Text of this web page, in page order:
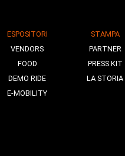
ESPOSITORI
VENDORS
FOOD
DEMO RIDE
E-MOBILITY
STAMPA
PARTNER
PRESS KIT
LA STORIA